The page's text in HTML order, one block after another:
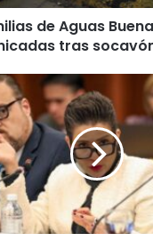
de Aguas
tras